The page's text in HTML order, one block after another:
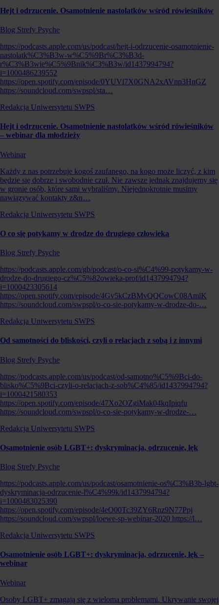
Hejt i odrzucenie. Osamotnienie nastolatków wśród rówieśników
Blog Strefy Psyche
https://podcasts.apple.com/us/podcast/hejt-i-odrzucenie-osamotnienie-
nastolatk%C3%B3w-w%C5%9Br%C3%B3d-
r%C3%B3wie%C5%9Bnik%C3%B3w/id1437994794?
i=1000486239552
https://open.spotify.com/episode/0YUVl7X0GNA2xAVnp3HnGZ
https://soundcloud.com/swpspl/sta…
Redakcja Uniwersytetu SWPS
Hejt i odrzucenie. Osamotnienie nastolatków wśród rówieśników
– webinar dla młodzieży
Webinar
Każdy z nas potrzebuje kogoś zaufanego, na kogo może liczyć, z kim
będzie się dobrze i swobodnie czuł. Nie zawsze jednak znajdujemy się
w gronie osób, które sami wybraliśmy. Niejednokrotnie musimy
nawiązywać kontakty z&n…
Redakcja Uniwersytetu SWPS
O co się potykamy w drodze do drugiego człowieka
Blog Strefy Psyche
https://podcasts.apple.com/gb/podcast/o-co-si%C4%99-potykamy-w-
drodze-do-drugiego-cz%C5%82owieka-prof/id1437994794?
i=1000423305614
https://open.spotify.com/episode/4Gv5kCzBMvQQCowC08AmlK
https://soundcloud.com/swpspl/o-co-sie-potykamy-w-drodze-do-…
Redakcja Uniwersytetu SWPS
Od samotności do bliskości, czyli o relacjach z sobą i z innymi
Blog Strefy Psyche
https://podcasts.apple.com/us/podcast/od-samotno%C5%9Bci-do-
blisko%C5%9Bci-czyli-o-relacjach-z-sob%C4%85/id1437994794?
i=1000421580353
https://open.spotify.com/episode/47Xo2OZgiMak04kqIpiqfu
https://soundcloud.com/swpspl/o-co-sie-potykamy-w-drodze-…
Redakcja Uniwersytetu SWPS
Osamotnienie osób LGBT+: dyskryminacja, odrzucenie, lęk
Blog Strefy Psyche
https://podcasts.apple.com/us/podcast/osamotnienie-os%C3%B3b-lgbt-
dyskryminacja-odrzucenie-l%C4%99k/id1437994794?
i=1000483025390
https://open.spotify.com/episode/4eO00Tc39ZY6Rnz9N77Ppj
https://soundcloud.com/swpspl/loewe-sp-webinar-2020 https://l…
Redakcja Uniwersytetu SWPS
Osamotnienie osób LGBT+: dyskryminacja, odrzucenie, lęk –
webinar
Webinar
Osoby LGBT+ zmagają się z wieloma problemami. Ukrywanie swojej